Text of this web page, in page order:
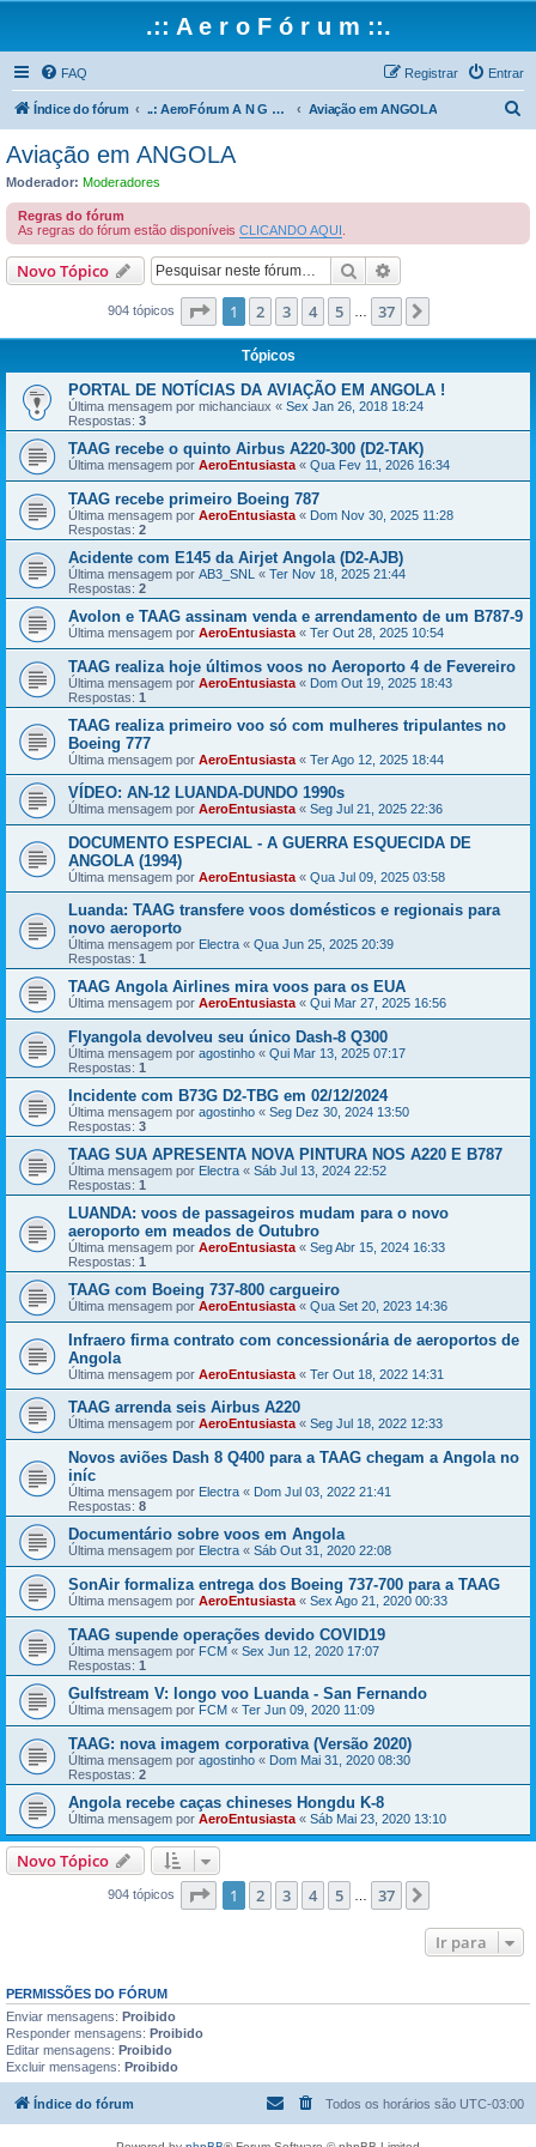
.:: A e r o F ó r u m ::.
FAQ Entrar
Registrar
Índice do fórum ..: AeroFórum A N G O L A :.. " Pioneiro sobre aviação angolana! " Aviação em ANGOLA
r
Aviação em ANGOLA
Moderador: Moderadores
Regras do fórum
As regras do fórum estão disponíveis CLICANDO AQUI
Novo Tópico Pesquisar
904 tópicos Página de 37
1 2 3 4 5 37
Tópicos
PORTAL DE NOTÍCIAS DA AVIAÇÃO EM ANGOLA !
Última mensagem por michanciaux « Sex Jan 26, 2018 18:24
Respostas: 3
TAAG recebe o quinto Airbus A220-300 (D2-TAK)
Última mensagem por AeroEntusiasta « Qua Fev 11, 2026 16:34
TAAG recebe primeiro Boeing 787
Última mensagem por AeroEntusiasta « Dom Nov 30, 2025 11:28
Respostas: 2
Acidente com E145 da Airjet Angola (D2-AJB)
Última mensagem por AB3_SNL « Ter Nov 18, 2025 21:44
Respostas: 2
Avolon e TAAG assinam venda e arrendamento de um B787-9
Última mensagem por AeroEntusiasta « Ter Out 28, 2025 10:54
TAAG realiza hoje últimos voos no Aeroporto 4 de Fevereiro
Última mensagem por AeroEntusiasta « Dom Out 19, 2025 18:43
Respostas: 1
TAAG realiza primeiro voo só com mulheres tripulantes no
Boeing 777
Última mensagem por AeroEntusiasta « Ter Ago 12, 2025 18:44
VÍDEO: AN-12 LUANDA-DUNDO 1990s
Última mensagem por AeroEntusiasta « Seg Jul 21, 2025 22:36
DOCUMENTO ESPECIAL - A GUERRA ESQUECIDA DE
ANGOLA (1994)
Última mensagem por AeroEntusiasta « Qua Jul 09, 2025 03:58
Luanda: TAAG transfere voos domésticos e regionais para
novo aeroporto
Última mensagem por Electra « Qua Jun 25, 2025 20:39
Respostas: 1
TAAG Angola Airlines mira voos para os EUA
Última mensagem por AeroEntusiasta « Qui Mar 27, 2025 16:56
Flyangola devolveu seu único Dash-8 Q300
Última mensagem por agostinho « Qui Mar 13, 2025 07:17
Respostas: 1
Incidente com B73G D2-TBG em 02/12/2024
Última mensagem por agostinho « Seg Dez 30, 2024 13:50
Respostas: 3
TAAG SUA APRESENTA NOVA PINTURA NOS A220 E B787
Última mensagem por Electra « Sáb Jul 13, 2024 22:52
Respostas: 1
LUANDA: voos de passageiros mudam para o novo
aeroporto em meados de Outubro
Última mensagem por AeroEntusiasta « Seg Abr 15, 2024 16:33
Respostas: 1
TAAG com Boeing 737-800 cargueiro
Última mensagem por AeroEntusiasta « Qua Set 20, 2023 14:36
Infraero firma contrato com concessionária de aeroportos de
Angola
Última mensagem por AeroEntusiasta « Ter Out 18, 2022 14:31
TAAG arrenda seis Airbus A220
Última mensagem por AeroEntusiasta « Seg Jul 18, 2022 12:33
Novos aviões Dash 8 Q400 para a TAAG chegam a Angola no
iníc
Última mensagem por Electra « Dom Jul 03, 2022 21:41
Respostas: 8
Documentário sobre voos em Angola
Última mensagem por Electra « Sáb Out 31, 2020 22:08
SonAir formaliza entrega dos Boeing 737-700 para a TAAG
Última mensagem por AeroEntusiasta « Sex Ago 21, 2020 00:33
TAAG supende operações devido COVID19
Última mensagem por FCM « Sex Jun 12, 2020 17:07
Respostas: 1
Gulfstream V: longo voo Luanda - San Fernando
Última mensagem por FCM « Ter Jun 09, 2020 11:09
TAAG: nova imagem corporativa (Versão 2020)
Última mensagem por agostinho « Dom Mai 31, 2020 08:30
Respostas: 2
Angola recebe caças chineses Hongdu K-8
Última mensagem por AeroEntusiasta « Sáb Mai 23, 2020 13:10
Novo Tópico
904 tópicos Página de 37
1 2 3 4 5 37
Ir para
PERMISSÕES DO FÓRUM
Enviar mensagens: Proibido
Responder mensagens: Proibido
Editar mensagens: Proibido
Excluir mensagens: Proibido
Índice do fórum Todos os horários são UTC-03:00